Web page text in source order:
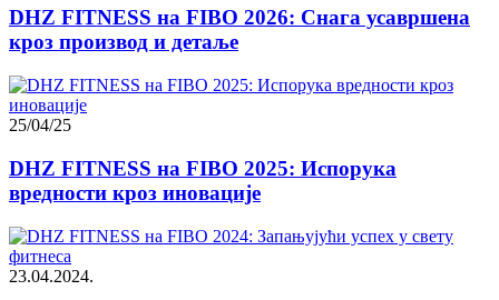
DHZ FITNESS на FIBO 2026: Снага усавршена
кроз производ и детаље
25/04/25
DHZ FITNESS на FIBO 2025: Испорука
вредности кроз иновације
23.04.2024.